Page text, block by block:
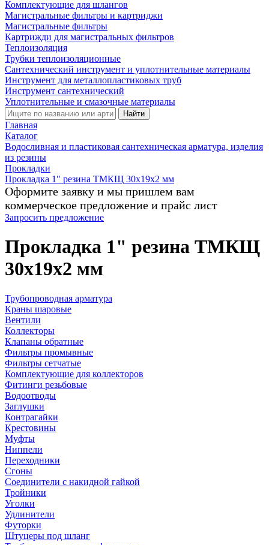
Комплектующие для шлангов
Магистральные фильтры и картриджи
Магистральные фильтры
Картрижди для магистральных фильтров
Теплоизоляция
Трубки теплоизоляционные
Сантехнический инструмент и уплотнительные материалы
Инструмент для металлопластиковых труб
Инструмент сантехнический
Уплотнительные и смазочные материалы
Найти
Главная
Каталог
Водосливная и пластиковая сантехническая арматура, изделия
из резины
Прокладки
Прокладка 1" резина ТМКЩ 30х19х2 мм
Оформите заявку и мы пришлем вам
коммерческое предложение и прайс лист
Запросить предложение
Прокладка 1" резина ТМКЩ
30х19х2 мм
Трубопроводная арматура
Краны шаровые
Вентили
Коллекторы
Клапаны обратные
Фильтры промывные
Фильтры сетчатые
Комплектующие для коллекторов
Фитинги резьбовые
Водоотводы
Заглушки
Контрагайки
Крестовины
Муфты
Ниппели
Переходники
Сгоны
Соединители с накидной гайкой
Тройники
Уголки
Удлинители
Футорки
Штуцеры под шланг